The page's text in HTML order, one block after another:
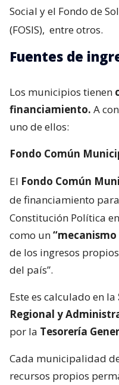
Social y el Fondo de
(FOSIS), entre otros.
Fuentes de
Los municipios tienen
financiamiento. A
uno de ellos:
Fondo Común
El Fondo Común
de financiamiento
Constitución Política
como un
de los ingresos
del país”.
Este es calculado en la
Regional y
por la Tesorería
Cada municipalidad
recursos propios